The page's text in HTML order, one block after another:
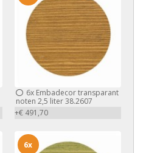
6xEmbadecor transparant
noten 2,5 liter 38.2607
+€ 491,70
6x